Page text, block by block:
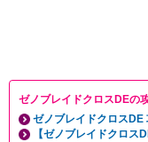
ゼノブレイドクロスDEの
ゼノブレイドクロスDE
【ゼノブレイドクロス